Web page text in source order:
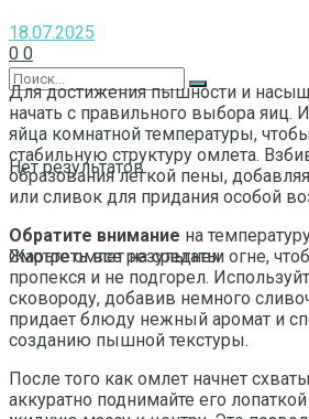
Нет результатов
Смотреть все результаты
18.07.2025
0 0
Для достижения пышности и
начать с правильного выбора яиц.
яйца комнатной температуры,
стабильную структуру омлета.
образования легкой пены,
или сливок для придания особой
Обратите внимание на
Жарьте омлет на среднем огне,
пропекся и не подгорел.
сковороду, добавив немного
придает блюду нежный аромат и
созданию пышной текстуры.
После того как омлет начнет
аккуратно поднимайте его